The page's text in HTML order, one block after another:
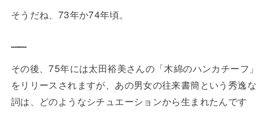
そうだね、73年か74年頃。
——
その後、75年には太田裕美さんの「木綿のハンカチーフ」
をリリースされますが、あの男女の往来書簡という秀逸な
詞は、どのようなシチュエーションから生まれたんです